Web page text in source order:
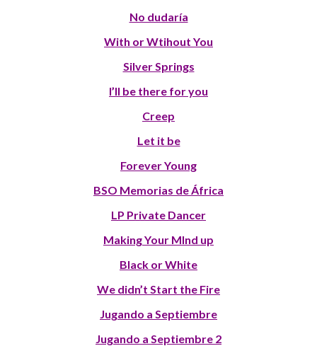
No dudaría
With or Wtihout You
Silver Springs
I’ll be there for you
Creep
Let it be
Forever Young
BSO Memorias de África
LP Private Dancer
Making Your MInd up
Black or White
We didn’t Start the Fire
Jugando a Septiembre
Jugando a Septiembre 2